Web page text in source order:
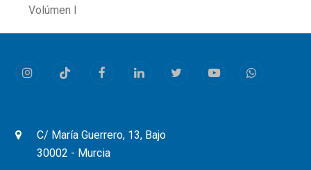
Volúmen I
InstagramTiktok FacebookLinkedInTwitterYoutubeWhatsapp
C/ María Guerrero, 13, Bajo
30002 - Murcia